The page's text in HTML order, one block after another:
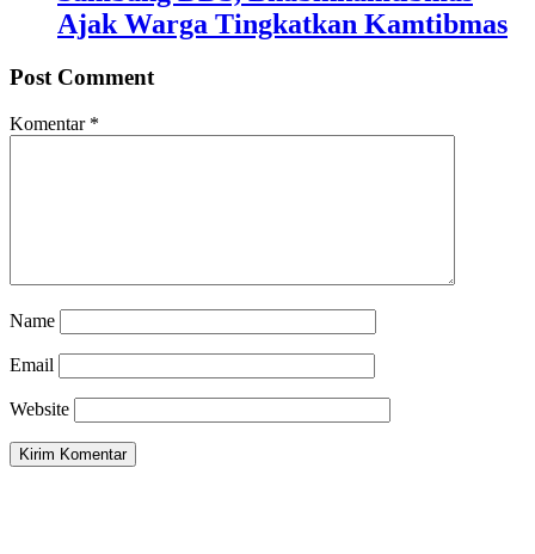
Ajak Warga Tingkatkan Kamtibmas
Post Comment
Komentar *
Name
Email
Website